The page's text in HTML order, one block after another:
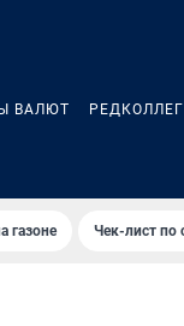
ВАЛЮТ
газоне Чек-лист по